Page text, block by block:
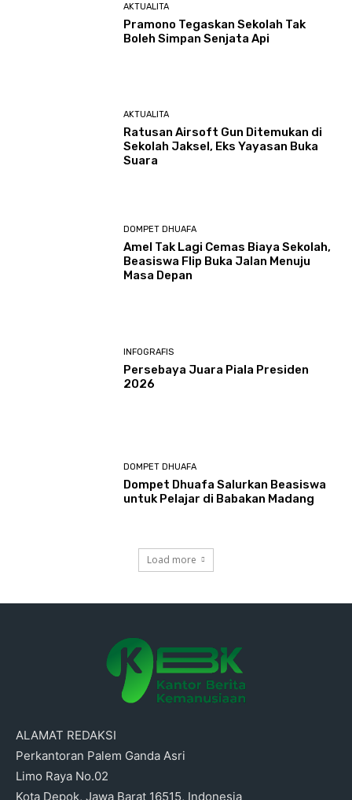
AKTUALITA
Pramono Tegaskan Sekolah Tak
Boleh Simpan Senjata Api
AKTUALITA
Ratusan Airsoft Gun Ditemukan di
Sekolah Jaksel, Eks Yayasan Buka
Suara
DOMPET DHUAFA
Amel Tak Lagi Cemas Biaya Sekolah,
Beasiswa Flip Buka Jalan Menuju
Masa Depan
INFOGRAFIS
Persebaya Juara Piala Presiden
2026
DOMPET DHUAFA
Dompet Dhuafa Salurkan Beasiswa
untuk Pelajar di Babakan Madang
Load more
ALAMAT REDAKSI
Perkantoran Palem Ganda Asri
Limo Raya No.02
Kota Depok, Jawa Barat 16515, Indonesia